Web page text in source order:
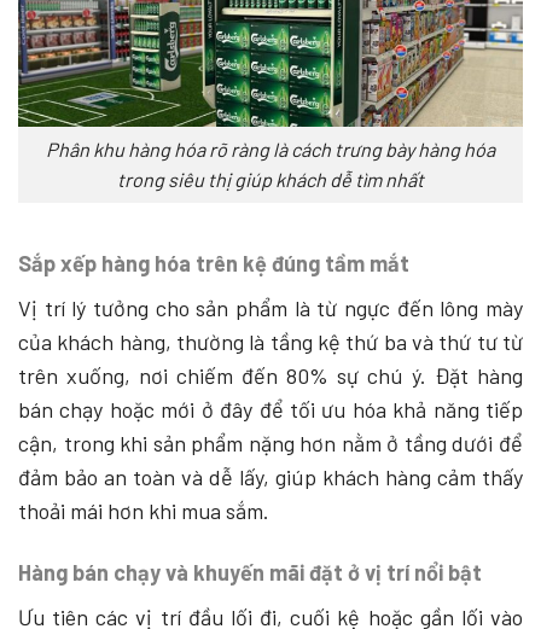
Phân khu hàng hóa rõ ràng là cách trưng bày hàng hóa
trong siêu thị giúp khách dễ tìm nhất
Sắp xếp hàng hóa trên kệ đúng tầm mắt
Vị trí lý tưởng cho sản phẩm là từ ngực đến lông mày
của khách hàng, thường là tầng kệ thứ ba và thứ tư từ
trên xuống, nơi chiếm đến 80% sự chú ý. Đặt hàng
bán chạy hoặc mới ở đây để tối ưu hóa khả năng tiếp
cận, trong khi sản phẩm nặng hơn nằm ở tầng dưới để
đảm bảo an toàn và dễ lấy, giúp khách hàng cảm thấy
thoải mái hơn khi mua sắm.
Hàng bán chạy và khuyến mãi đặt ở vị trí nổi bật
Ưu tiên các vị trí đầu lối đi, cuối kệ hoặc gần lối vào